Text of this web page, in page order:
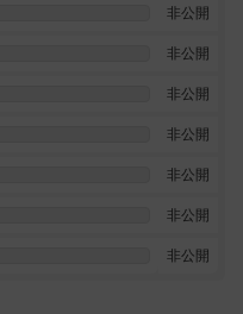
非公開
非公開
非公開
非公開
非公開
非公開
非公開